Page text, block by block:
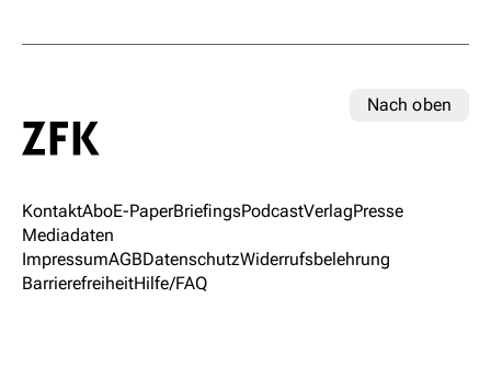
Nach oben
KontaktAboE-PaperBriefingsPodcastVerlagPresse
Mediadaten
ImpressumAGBDatenschutzWiderrufsbelehrung
BarrierefreiheitHilfe/FAQ